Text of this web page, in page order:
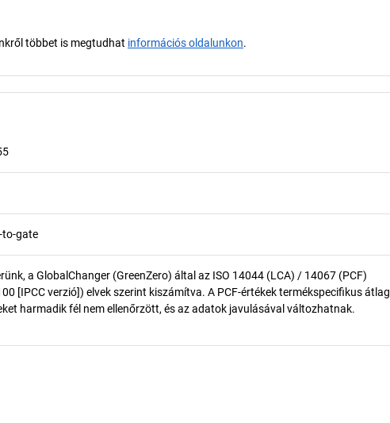
többet is megtudhat információs oldalunkon.
to-gate
a GlobalChanger (GreenZero) által az ISO 14044 (LCA) / 14067 (PCF)
[IPCC verzió]) elvek szerint kiszámítva. A PCF-értékek termékspecifikus
harmadik fél nem ellenőrzött, és az adatok javulásával változhatnak.